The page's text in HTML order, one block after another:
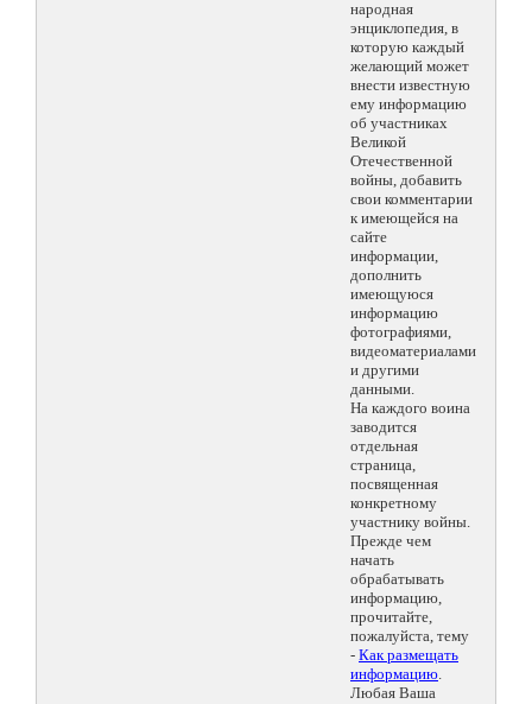
народная
энциклопедия, в
которую каждый
желающий может
внести известную
ему информацию
об участниках
Великой
Отечественной
войны, добавить
свои комментарии
к имеющейся на
сайте
информации,
дополнить
имеющуюся
информацию
фотографиями,
видеоматериалами
и другими
данными.
На каждого воина
заводится
отдельная
страница,
посвященная
конкретному
участнику войны.
Прежде чем
начать
обрабатывать
информацию,
прочитайте,
пожалуйста, тему
- Как размещать
информацию.
Любая Ваша